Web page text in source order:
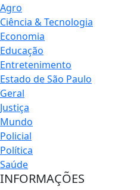
Agro
Ciência & Tecnologia
Economia
Educação
Entretenimento
Estado de São Paulo
Geral
Justiça
Mundo
Policial
Política
Saúde
INFORMAÇÕES